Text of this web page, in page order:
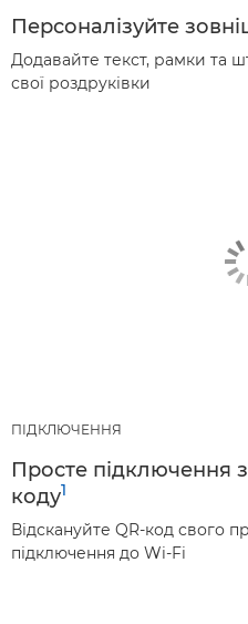
Персоналізуйте
Додавайте текст, рамки та
свої роздруківки
ПІДКЛЮЧЕННЯ
Просте підключення
коду1
Відскануйте QR-код свого
підключення до Wi-Fi